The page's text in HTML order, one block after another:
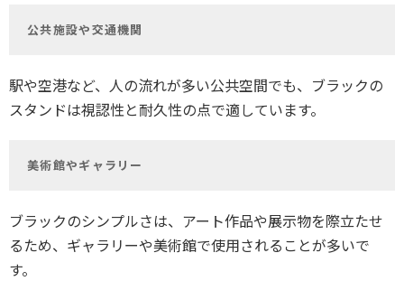
公共施設や交通機関
駅や空港など、人の流れが多い公共空間でも、ブラックの
スタンドは視認性と耐久性の点で適しています。
美術館やギャラリー
ブラックのシンプルさは、アート作品や展示物を際立たせ
るため、ギャラリーや美術館で使用されることが多いで
す。